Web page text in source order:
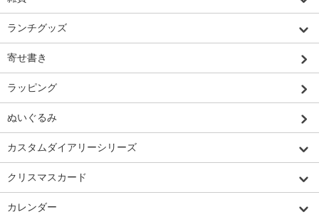
ランチグッズ
寄せ書き
ラッピング
ぬいぐるみ
カスタムダイアリーシリーズ
クリスマスカード
カレンダー